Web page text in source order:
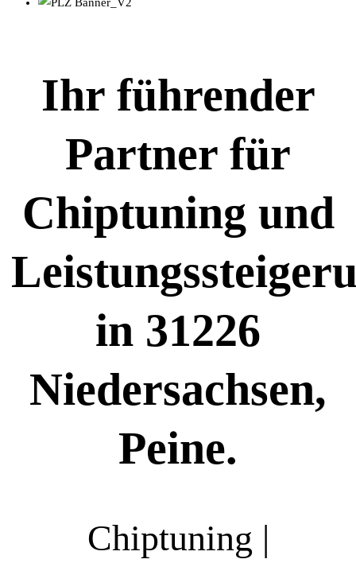
Ihr führender
Partner für
Chiptuning und
in 31226
Niedersachsen,
Peine.
Chiptuning |